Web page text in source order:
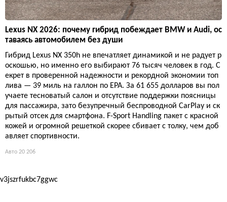
Lexus NX 2026: почему гибрид побеждает BMW и Audi, ос
таваясь автомобилем без души
Гибрид Lexus NX 350h не впечатляет динамикой и не радует р
оскошью, но именно его выбирают 76 тысяч человек в год. С
екрет в проверенной надежности и рекордной экономии топ
лива — 39 миль на галлон по EPA. За 61 655 долларов вы пол
учаете тесноватый салон и отсутствие поддержки поясницы
для пассажира, зато безупречный беспроводной CarPlay и ск
рытый отсек для смартфона. F-Sport Handling пакет с красной
кожей и огромной решеткой скорее сбивает с толку, чем доб
авляет спортивности.
Авто 20 206
v3jszrfukbc7ggwc